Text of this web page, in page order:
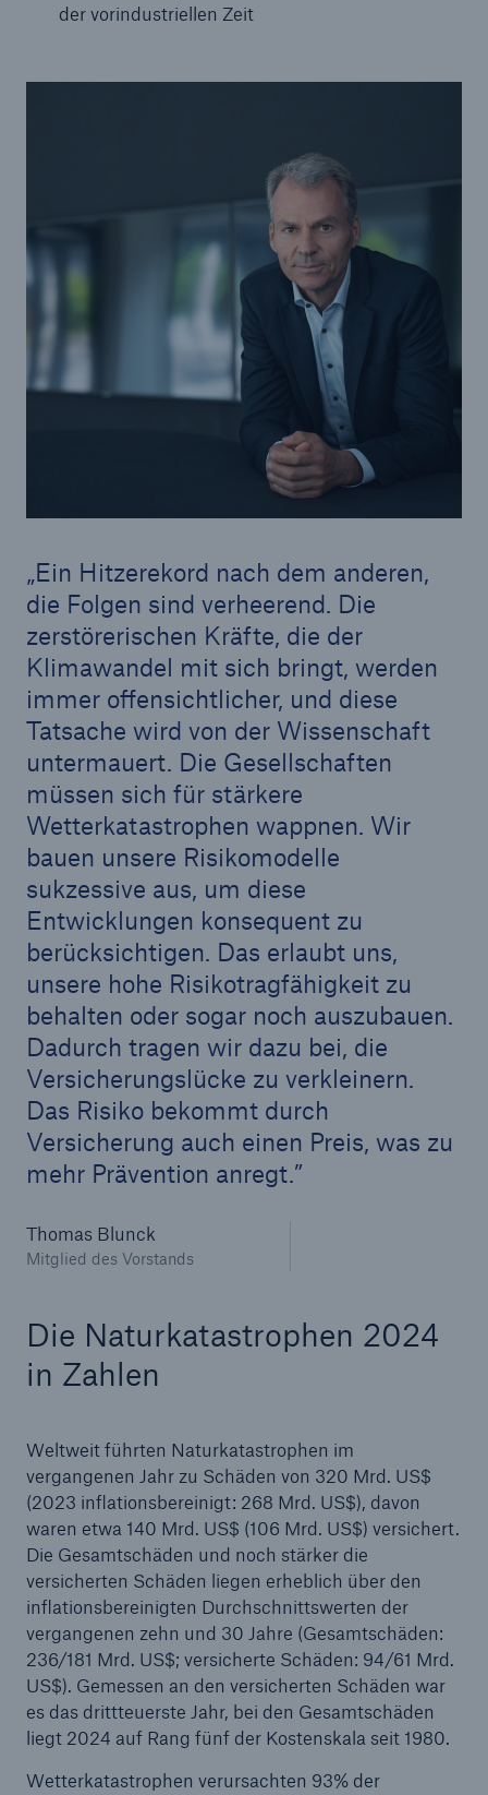
der vorindustriellen Zeit
Ein Hitzerekord nach dem anderen,
die Folgen sind verheerend. Die
zerstörerischen Kräfte, die der
Klimawandel mit sich bringt, werden
immer offensichtlicher, und diese
Tatsache wird von der Wissenschaft
untermauert. Die Gesellschaften
müssen sich für stärkere
Wetterkatastrophen wappnen. Wir
bauen unsere Risikomodelle
sukzessive aus, um diese
Entwicklungen konsequent zu
berücksichtigen. Das erlaubt uns,
unsere hohe Risikotragfähigkeit zu
behalten oder sogar noch auszubauen.
Dadurch tragen wir dazu bei, die
Versicherungslücke zu verkleinern.
Das Risiko bekommt durch
Versicherung auch einen Preis, was zu
mehr Prävention anregt.
Thomas Blunck
Mitglied des Vorstands
Die Naturkatastrophen 2024
in Zahlen
Weltweit führten Naturkatastrophen im
vergangenen Jahr zu Schäden von 320 Mrd. US$
(2023 inflationsbereinigt: 268 Mrd. US$), davon
waren etwa 140 Mrd. US$ (106 Mrd. US$) versichert.
Die Gesamtschäden und noch stärker die
versicherten Schäden liegen erheblich über den
inflationsbereinigten Durchschnittswerten der
vergangenen zehn und 30 Jahre (Gesamtschäden:
236/181 Mrd. US$; versicherte Schäden: 94/61 Mrd.
US$). Gemessen an den versicherten Schäden war
es das drittteuerste Jahr, bei den Gesamtschäden
liegt 2024 auf Rang fünf der Kostenskala seit 1980.
Wetterkatastrophen verursachten 93% der
Sachdeckung durch einen leistungsfähigen
Rückversicherungspartner
Fakten
CLARA reduziert die Wartezeit bis zur
Leistungsentscheidung in der BU-
Versicherung bis zu
50 %
Cyber
Geschätzte globale wirtschaftliche Kosten der
Internetkriminalität
600 bn
US Dollar im Jahr 2018
Rückversicherung Leben/Gesundheit
MIRA Digital Suite